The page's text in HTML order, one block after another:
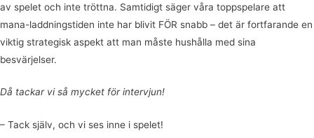
av spelet och inte tröttna. Samtidigt säger våra toppspelare att
mana-laddningstiden inte har blivit FÖR snabb – det är fortfarande en
viktig strategisk aspekt att man måste hushålla med sina
besvärjelser.
Då tackar vi så mycket för intervjun!
– Tack själv, och vi ses inne i spelet!